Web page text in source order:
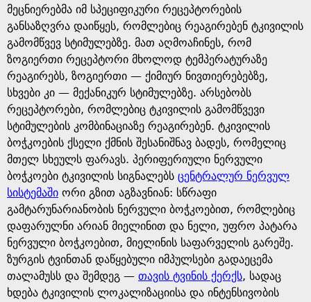
მეცნიერებმა იმ სპეციფიკური რეცეპტორების
განსაზღვრა დაიწყეს, რომლებიც რეაგირებენ ტკივილის
გამომწვევ სტიმულებზე. მათ აღმოაჩინეს, რომ
ზოგიერთი რეცეპტორი მხოლოდ ტემპერატურაზე
რეაგირებს, ზოგიერთი — ქიმიურ ნივთიერებებზე,
სხვები კი — მექანიკურ სტიმულებზე. არსებობს
რეცეპტორები, რომლებიც ტკივილის გამომწვევი
სტიმულების კომბინაციაზე რეაგირებენ. ტკივილის
ბოჭკოების ქსელი ქმნის შესანიშნავ ბადეს, რომელიც
მთელ სხეულს ფარავს. პერიფერიული ნერვული
ბოჭკოები ტკივილის სიგნალებს ცენტრალურ ნერვულ
სისტემაში ორი გზით აგზავნიან: სწრაფი
გამტარუნარიანობის ნერვული ბოჭკოებით, რომლებიც
დაფარულნი არიან მიელინით და ნელი, უფრო პატარა
ნერვული ბოჭკოებით, მიელინის საფარველის გარეშე.
ზურგის ტვინთან დაწყებული იმპულსები გადაეცემა
თალამუსს და შემდეგ — თავის ტვინის ქერქს, სადაც
ხდება ტკივილის ლოკალიზაციისა და ინტენსივობის